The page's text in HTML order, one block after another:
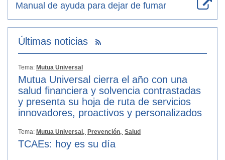
Manual de ayuda para dejar de fumar
Últimas noticias
Tema: Mutua Universal
Mutua Universal cierra el año con una
salud financiera y solvencia contrastadas
y presenta su hoja de ruta de servicios
innovadores, proactivos y personalizados
Tema: Mutua Universal, Prevención, Salud
TCAEs: hoy es su día